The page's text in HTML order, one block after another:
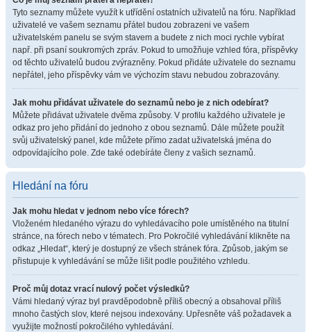
Tyto seznamy můžete využít k utřídění ostatních uživatelů na fóru. Například
uživatelé ve vašem seznamu přátel budou zobrazeni ve vašem
uživatelském panelu se svým stavem a budete z nich moci rychle vybírat
např. při psaní soukromých zpráv. Pokud to umožňuje vzhled fóra, příspěvky
od těchto uživatelů budou zvýrazněny. Pokud přidáte uživatele do seznamu
nepřátel, jeho příspěvky vám ve výchozím stavu nebudou zobrazovány.
Jak mohu přidávat uživatele do seznamů nebo je z nich odebírat?
Můžete přidávat uživatele dvěma způsoby. V profilu každého uživatele je
odkaz pro jeho přidání do jednoho z obou seznamů. Dále můžete použít
svůj uživatelský panel, kde můžete přímo zadat uživatelská jména do
odpovídajícího pole. Zde také odebíráte členy z vašich seznamů.
Hledání na fóru
Jak mohu hledat v jednom nebo více fórech?
Vloženém hledaného výrazu do vyhledávacího pole umístěného na titulní
stránce, na fórech nebo v tématech. Pro Pokročilé vyhledávání klikněte na
odkaz „Hledat“, který je dostupný ze všech stránek fóra. Způsob, jakým se
přistupuje k vyhledávání se může lišit podle použitého vzhledu.
Proč můj dotaz vrací nulový počet výsledků?
Vámi hledaný výraz byl pravděpodobně příliš obecný a obsahoval příliš
mnoho častých slov, které nejsou indexovány. Upřesněte váš požadavek a
využijte možností pokročilého vyhledávání.